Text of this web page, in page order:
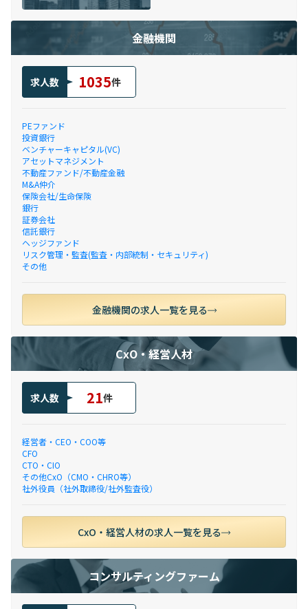
金融機関
求人数 1035件
PEファンド
投資銀行
ベンチャーキャピタル(VC)
アセットマネジメント
不動産ファンド/不動産金融
M&A仲介
保険会社/生命保険
銀行
証券会社
信託銀行
ヘッジファンド
リスク管理・監査(監査・内部統制・セキュリティ)
その他
金融機関の求人一覧を見る
CxO・経営人材
求人数 21件
経営者・CEO・COO等
CFO
CTO・CIO
その他CxO（CMO・CHRO等）
社外役員（社外取締役/社外監査役）
CxO・経営人材の求人一覧を見る
コンサルティングファーム